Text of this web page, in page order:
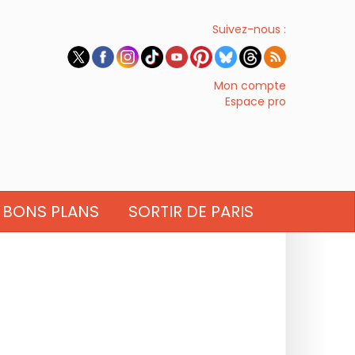
Suivez-nous :
Mon compte
Espace pro
BONS PLANS SORTIR DE PARIS